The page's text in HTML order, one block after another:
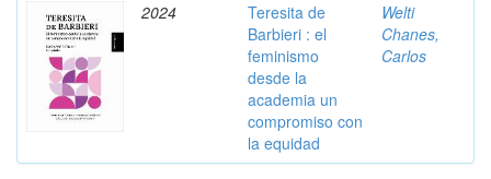
2024
Teresita de
Barbieri : el
feminismo
desde la
academia un
compromiso con
la equidad
Welti
Chanes,
Carlos